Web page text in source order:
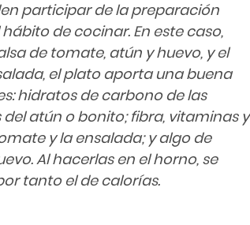
participar de la preparación
de cocinar. En este caso,
de tomate, atún y huevo, y el
el plato aporta una buena
hidratos de carbono de las
atún o bonito; fibra, vitaminas y
y la ensalada; y algo de
Al hacerlas en el horno, se
tanto el de calorías.